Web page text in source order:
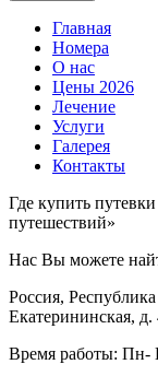
Главная
Номера
О нас
Цены 2026
Лечение
Услуги
Галерея
Контакты
Где купить
путешествий»
Нас Вы можете
Россия,
Екатерининская, д.
Время работы: Пн-